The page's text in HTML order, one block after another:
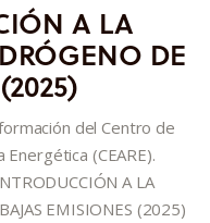
A LA
DE
del Centro de
(CEARE).
A LA
EMISIONES (2025)